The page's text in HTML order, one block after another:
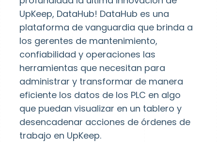
UpKeep, DataHub! DataHub es una
plataforma de vanguardia que brinda a
los gerentes de mantenimiento,
confiabilidad y operaciones las
herramientas que necesitan para
administrar y transformar de manera
eficiente los datos de los PLC en algo
que puedan visualizar en un tablero y
desencadenar acciones de órdenes de
trabajo en UpKeep.